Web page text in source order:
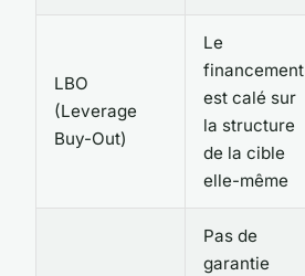
LBO
(Leverage
Buy-Out)
Le
financement
est calé sur
la structure
de la cible
elle-même
Pas de
garantie